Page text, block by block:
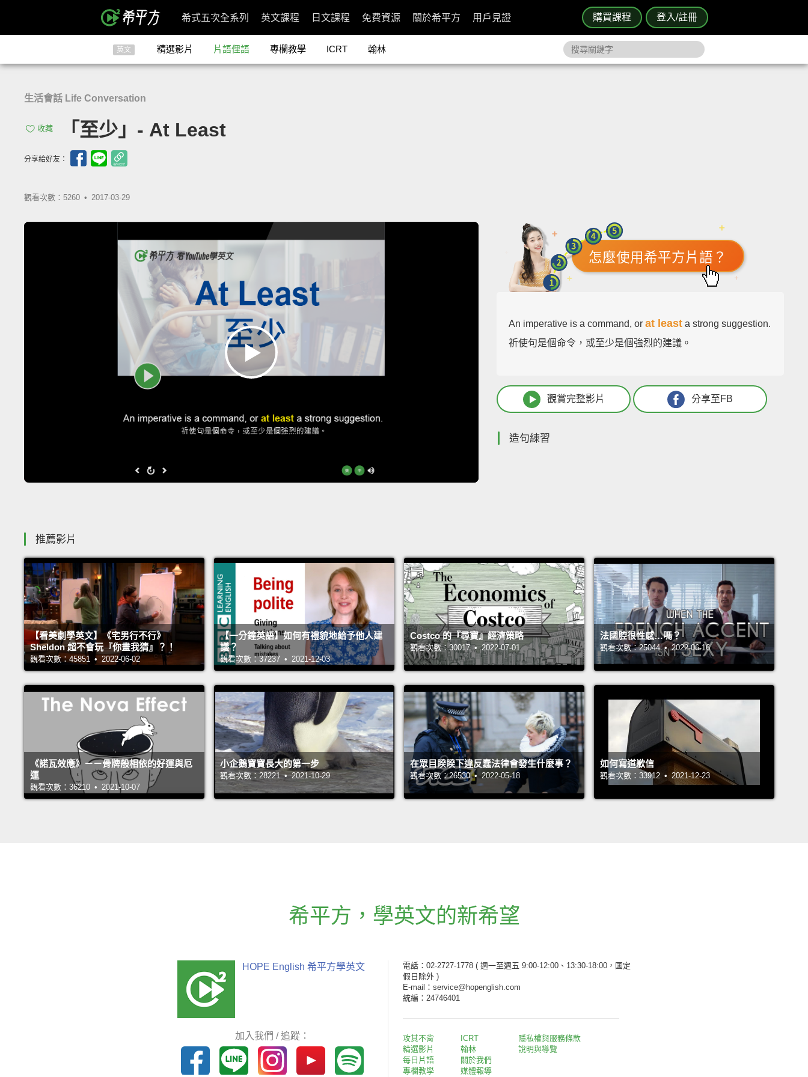
購買課程 登入/註冊
希式五次全系列 英文課程 日文課程 免費資源 關於希平方 用戶見證
英文 精選影片 片語俚語 專欄教學 ICRT 翰林
生活會話 Life Conversation
收藏 「至少」- At Least
分享給好友：
觀看次數：5260 • 2017-03-29
怎麼使用希平方片語？
An imperative is a command, orat least a strong suggestion.
祈使句是個命令，或至少是個強烈的建議。
觀賞完整影片 分享至FB
造句練習
推薦影片
【看美劇學英文】《宅男行不行》
Sheldon 超不會玩『你畫我猜』？！
觀看次數：45851 • 2022-06-02
【一分鐘英語】如何有禮貌地給予他人建
議？
觀看次數：37237 • 2021-12-03
Costco 的『尋寶』經濟策略
觀看次數：30017 • 2022-07-01
法國腔很性感…嗎？
觀看次數：25044 • 2022-06-16
《諾瓦效應》－－骨牌般相依的好運與厄
運
觀看次數：36210 • 2021-10-07
小企鵝寶寶長大的第一步
觀看次數：28221 • 2021-10-29
在眾目睽睽下違反蠢法律會發生什麼事？
觀看次數：26530 • 2022-05-18
如何寫道歉信
觀看次數：33912 • 2021-12-23
希平方 ， 學英文的新希望
HOPE English 希平方學英文
加入我們 / 追蹤：
電話：02-2727-1778 ( 週一至週五 9:00-12:00、13:30-18:00，國定
假日除外 )
E-mail：service@hopenglish.com
統編：24746401
攻其不背
精選影片
每日片語
專欄教學
ICRT
翰林
關於我們
媒體報導
隱私權與服務條款
說明與導覽